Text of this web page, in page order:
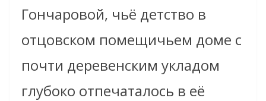
Гончаровой, чьё детство в
отцовском помещичьем доме с
почти деревенским укладом
глубоко отпечаталось в её